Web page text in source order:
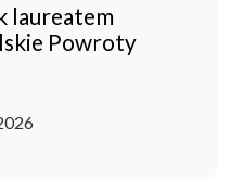
laureatem
Powroty